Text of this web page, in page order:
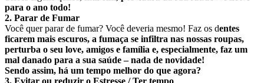
para o ano todo!
2. Parar de Fumar
Você quer parar de fumar? Você deveria mesmo! Faz os dentes
ficarem mais escuros, a fumaça se infiltra nas nossas roupas,
perturba o seu love, amigos e família e, especialmente, faz um
mal danado para a sua saúde – nada de novidade!
Sendo assim, há um tempo melhor do que agora?
3. Evitar ou reduzir o Estresse / Ter tempo